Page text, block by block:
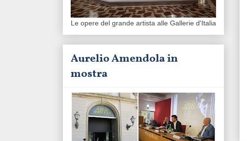
Le opere del grande artista alle Gallerie d'Italia
Aurelio Amendola in
mostra